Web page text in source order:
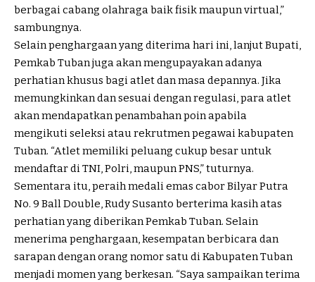
berbagai cabang olahraga baik fisik maupun virtual,”
sambungnya.
Selain penghargaan yang diterima hari ini, lanjut Bupati,
Pemkab Tuban juga akan mengupayakan adanya
perhatian khusus bagi atlet dan masa depannya. Jika
memungkinkan dan sesuai dengan regulasi, para atlet
akan mendapatkan penambahan poin apabila
mengikuti seleksi atau rekrutmen pegawai kabupaten
Tuban. “Atlet memiliki peluang cukup besar untuk
mendaftar di TNI, Polri, maupun PNS,” tuturnya.
Sementara itu, peraih medali emas cabor Bilyar Putra
No. 9 Ball Double, Rudy Susanto berterima kasih atas
perhatian yang diberikan Pemkab Tuban. Selain
menerima penghargaan, kesempatan berbicara dan
sarapan dengan orang nomor satu di Kabupaten Tuban
menjadi momen yang berkesan. “Saya sampaikan terima